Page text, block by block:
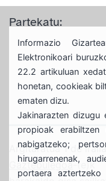
Partekatu:
Argitaratua1 de
Gaztebulegoa-(e)k
Informazio
Elektronikoari
22.2 artikuluan
honetan, cookieak
ematen dizu.
Jakinarazten dizugu
propioak erabiltzen
nabigatzeko;
hirugarrenenak,
portaera